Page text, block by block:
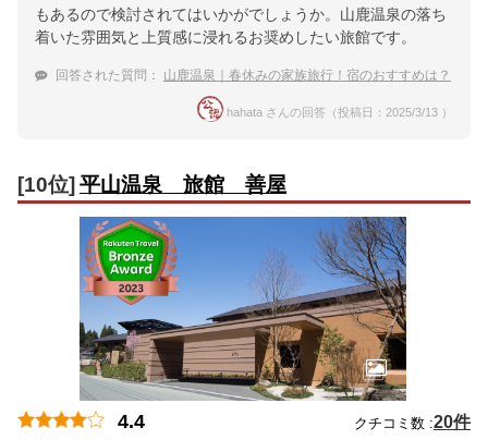
もあるので検討されてはいかがでしょうか。山鹿温泉の落ち
着いた雰囲気と上質感に浸れるお奨めしたい旅館です。
回答された質問： 山鹿温泉｜春休みの家族旅行！宿のおすすめは？
hahata さんの回答（投稿日：2025/3/13 ）
[10位] 平山温泉 旅館 善屋
4.4 クチコミ数 :20件